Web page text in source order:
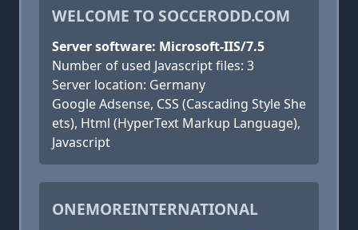
WELCOME TO SOCCERODD.COM
Server software: Microsoft-IIS/7.5
Number of used Javascript files: 3
Server location: Germany
Google Adsense, CSS (Cascading Style She
ets), Html (HyperText Markup Language),
Javascript
ONEMOREINTERNATIONAL